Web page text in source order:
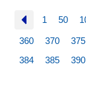
1 50
360 370 375
384
385 390